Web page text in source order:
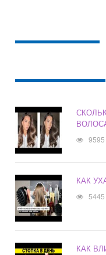
9595
КАК
5445
КАК